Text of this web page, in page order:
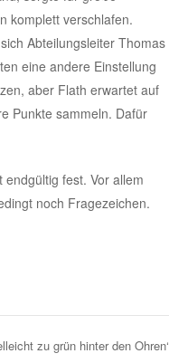
komplett verschlafen.
Abteilungsleiter Thomas
eine andere Einstellung
aber Flath erwartet auf
Punkte sammeln. Dafür
fest. Vor allem
noch Fragezeichen.
zu grün hinter den Ohren‘